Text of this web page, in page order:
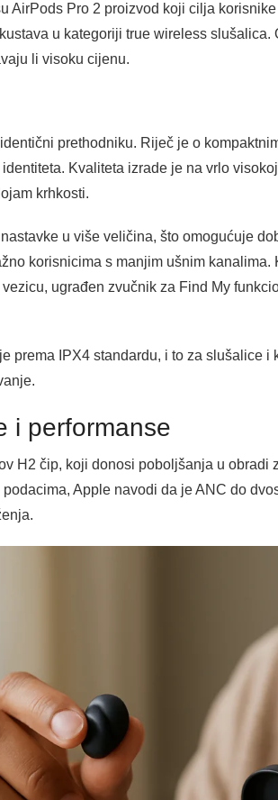
AirPods Pro 2 proizvod koji cilja
u kategoriji true wireless
li visoku cijenu.
prethodniku. Riječ je o
Kvaliteta izrade je na vrlo
krhkosti.
u više veličina, što omogućuje
korisnicima s manjim ušnim
ugrađen zvučnik za Find My
prema IPX4 standardu, i to za slušalice
i performanse
H2 čip, koji donosi poboljšanja u obradi
Apple navodi da je ANC do